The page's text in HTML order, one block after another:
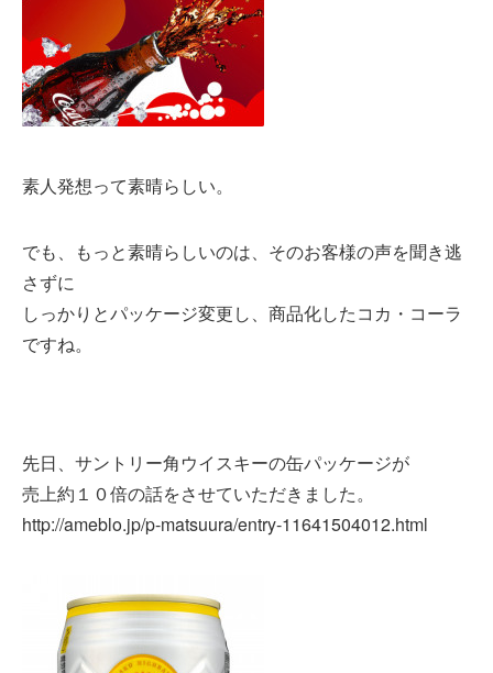
素人発想って素晴らしい。
でも、もっと素晴らしいのは、そのお客様の声を聞き逃
さずに
しっかりとパッケージ変更し、商品化したコカ・コーラ
ですね。
先日、サントリー角ウイスキーの缶パッケージが
売上約１０倍の話をさせていただきました。
http://ameblo.jp/p-matsuura/entry-11641504012.html